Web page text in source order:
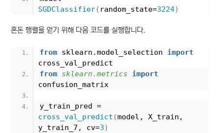
SGDClassifier( random_state=3224)
혼돈 행렬을 얻기 위해 다음 코드를 실행합니다.
from sklearn.model_selection import
cross_val_predict
from sklearn.metrics import
confusion_matrix
cross_val_predict (model, X_train,
y_train_7, cv=3)